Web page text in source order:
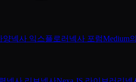
양넥사 익스플로러 넥사 포럼Medium